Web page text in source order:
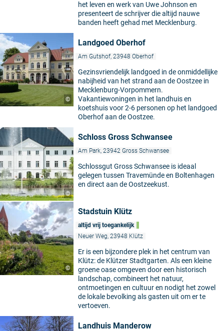
het leven en werk van Uwe Johnson en
presenteert de schrijver die altijd nauwe
banden heeft gehad met Mecklenburg.
©
Landgoed Oberhof
Am Gutshof, 23948 Oberhof
Gezinsvriendelijk landgoed in de onmiddellijke
nabijheid van het strand aan de Oostzee in
Mecklenburg-Vorpommern.
Vakantiewoningen in het landhuis en
koetshuis voor 2-6 personen op het landgoed
Oberhof aan de Oostzee.
©
Schloss Gross Schwansee
Am Park, 23942 Gross Schwansee
Schlossgut Gross Schwansee is ideaal
gelegen tussen Travemünde en Boltenhagen
en direct aan de Oostzeekust.
©
Stadstuin Klütz
altijd vrij toegankelijk
Neuer Weg, 23948 Klütz
Er is een bijzondere plek in het centrum van
Klütz: de Klützer Stadtgarten. Als een kleine
groene oase omgeven door een historisch
landschap, combineert het natuur,
ontmoetingen en cultuur en nodigt het zowel
de lokale bevolking als gasten uit om er te
vertoeven.
Landhuis Manderow